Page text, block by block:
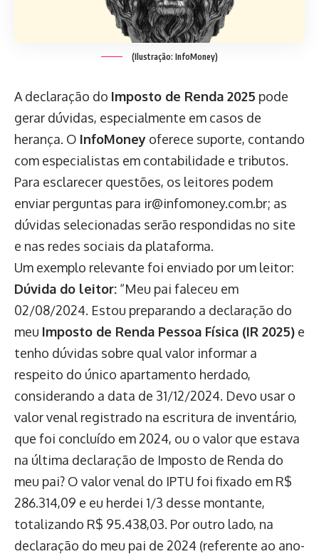
(Ilustração: InfoMoney)
A declaração do Imposto de Renda 2025 pode
gerar dúvidas, especialmente em casos de
herança. O InfoMoney oferece suporte, contando
com especialistas em contabilidade e tributos.
Para esclarecer questões, os leitores podem
enviar perguntas para ir@infomoney.com.br; as
dúvidas selecionadas serão respondidas no site
e nas redes sociais da plataforma.
Um exemplo relevante foi enviado por um leitor:
Dúvida do leitor: “Meu pai faleceu em
02/08/2024. Estou preparando a declaração do
meu Imposto de Renda Pessoa Física (IR 2025) e
tenho dúvidas sobre qual valor informar a
respeito do único apartamento herdado,
considerando a data de 31/12/2024. Devo usar o
valor venal registrado na escritura de inventário,
que foi concluído em 2024, ou o valor que estava
na última declaração de Imposto de Renda do
meu pai? O valor venal do IPTU foi fixado em R$
286.314,09 e eu herdei 1/3 desse montante,
totalizando R$ 95.438,03. Por outro lado, na
declaração do meu pai de 2024 (referente ao ano-